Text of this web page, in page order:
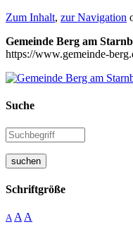
Zum Inhalt, zur Navigation
Gemeinde Berg am
https://www.gemeinde-
Suche
suchen
Schriftgröße
A A A